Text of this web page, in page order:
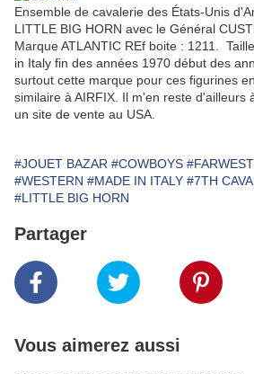
Ensemble de cavalerie des États-Unis
LITTLE BIG HORN avec le Général
Marque ATLANTIC REf boite : 1211.
in Italy fin des années 1970 début des
surtout cette marque pour ces figurines
similaire à AIRFIX. Il m'en reste d'ailleurs
un site de vente au USA.
#JOUET BAZAR #COWBOYS #FARWEST
#WESTERN #MADE IN ITALY #7TH
#LITTLE BIG HORN
Partager
Vous aimerez aussi